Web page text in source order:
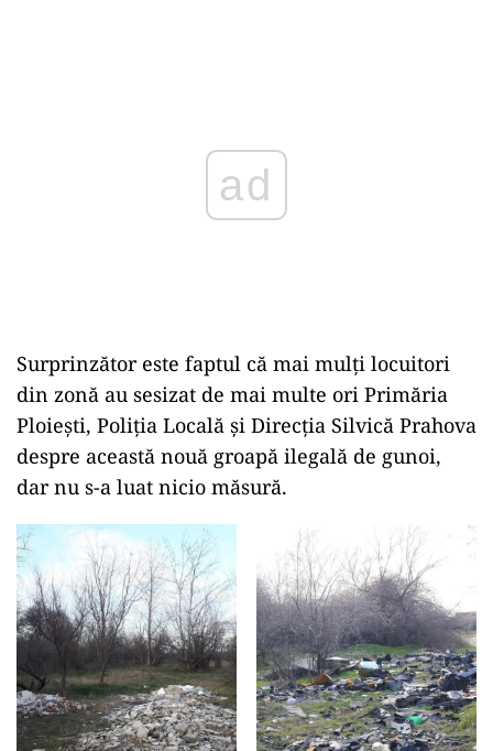
Surprinzător este faptul că mai mulți locuitori
din zonă au sesizat de mai multe ori Primăria
Ploiești, Poliția Locală și Direcția Silvică Prahova
despre această nouă groapă ilegală de gunoi,
dar nu s-a luat nicio măsură.